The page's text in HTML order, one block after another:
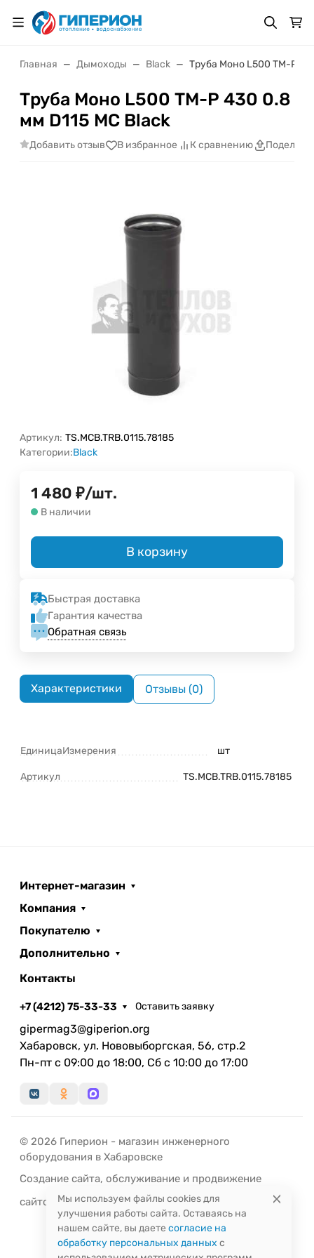
Главная Дымоходы Black Труба Моно L500 ТМ-Р
Труба Моно L500 ТМ-Р 430 0.8
мм D115 MC Black
Добавить отзыв В избранное К сравнению
Артикул: TS.MCB.TRB.0115.78185
Категории:Black
1 480 ₽/шт.
В наличии
В корзину
Быстрая доставка
Гарантия качества
Обратная связь
Характеристики Отзывы (0)
ЕдиницаИзмерения шт
Артикул TS.MCB.TRB.0115.78185
Интернет-магазин
Компания
Покупателю
Дополнительно
Контакты
+7 (4212) 75-33-33 Оставить заявку
gipermag3@giperion.org
Хабаровск, ул. Нововыборгская, 56, стр.2
Пн-пт с 09:00 до 18:00, Сб с 10:00 до 17:00
© 2026 Гиперион - магазин инженерного
оборудования в Хабаровске
Создание сайта, обслуживание и продвижение
сайтов
-РЭДЛАЙН
Мы используем файлы cookies для
улучшения работы сайта. Оставаясь на
нашем сайте, вы даете согласие на
обработку персональных данных с